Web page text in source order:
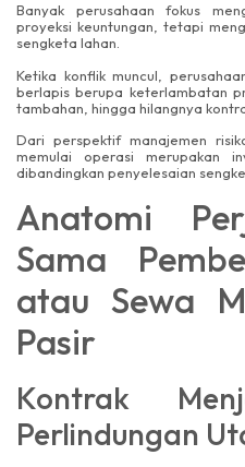
Banyak perusahaan fokus
proyeksi keuntungan, tetapi
sengketa lahan.
Ketika konflik muncul,
berlapis berupa keterlambatan
tambahan, hingga hilangnya
Dari perspektif manajemen
memulai operasi merupakan
dibandingkan penyelesaian
Anatomi
Sama
atau Sewa
Pasir
Kontrak
Perlindungan